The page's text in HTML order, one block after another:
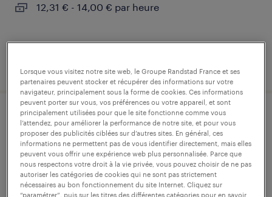
12,31 € - 14,00 € par heure
chargé d'affaire agencement (h/f)
orange, vaucluse
cdi
35 000 € - 42 000 € par année
Lorsque vous visitez notre site web, le Groupe Randstad France et ses
partenaires peuvent stocker et récupérer des informations sur votre
navigateur, principalement sous la forme de cookies. Ces informations
peuvent porter sur vous, vos préférences ou votre appareil, et sont
principalement utilisées pour que le site fonctionne comme vous
l’attendez, pour améliorer la performance de notre site, et pour vous
proposer des publicités ciblées sur d’autres sites. En général, ces
informations ne permettent pas de vous identifier directement, mais elles
peuvent vous offrir une expérience web plus personnalisée. Parce que
nous respectons votre droit à la vie privée, vous pouvez choisir de ne pas
autoriser les catégories de cookies qui ne sont pas strictement
nécessaires au bon fonctionnement du site Internet. Cliquez sur
“paramétrer”, puis sur les titres des différentes catégories pour en savoir